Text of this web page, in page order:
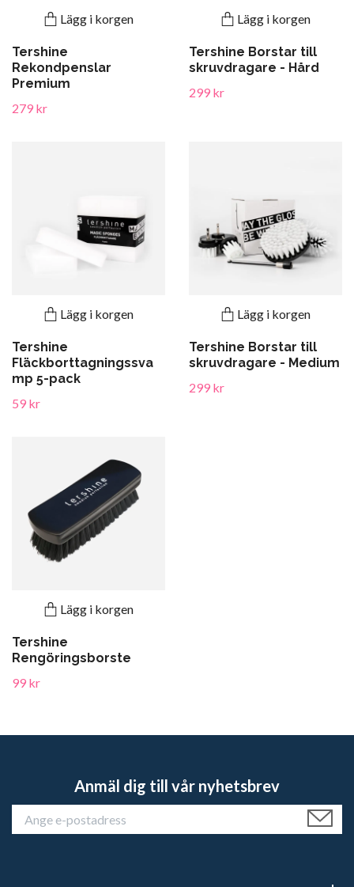
Lägg i korgen
Tershine
Rekondpenslar
Premium
279 kr
Lägg i korgen
Tershine Borstar till
skruvdragare - Hård
299 kr
Lägg i korgen
Tershine
Fläckborttagningssva
mp 5-pack
59 kr
Lägg i korgen
Tershine Borstar till
skruvdragare - Medium
299 kr
Lägg i korgen
Tershine
Rengöringsborste
99 kr
Anmäl dig till vår nyhetsbrev